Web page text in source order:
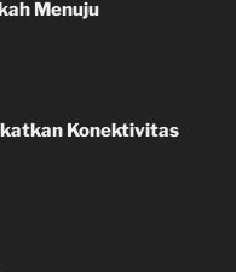
Menuju
Konektivitas